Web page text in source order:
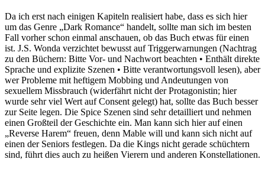
Da ich erst nach einigen Kapiteln realisiert habe, dass es sich hier
um das Genre „Dark Romance“ handelt, sollte man sich im besten
Fall vorher schon einmal anschauen, ob das Buch etwas für einen
ist. J.S. Wonda verzichtet bewusst auf Triggerwarnungen (Nachtrag
zu den Büchern: Bitte Vor- und Nachwort beachten • Enthält direkte
Sprache und explizite Szenen • Bitte verantwortungsvoll lesen), aber
wer Probleme mit heftigem Mobbing und Andeutungen von
sexuellem Missbrauch (widerfährt nicht der Protagonistin; hier
wurde sehr viel Wert auf Consent gelegt) hat, sollte das Buch besser
zur Seite legen. Die Spice Szenen sind sehr detailliert und nehmen
einen Großteil der Geschichte ein. Man kann sich hier auf einen
„Reverse Harem“ freuen, denn Mable will und kann sich nicht auf
einen der Seniors festlegen. Da die Kings nicht gerade schüchtern
sind, führt dies auch zu heißen Vierern und anderen Konstellationen.